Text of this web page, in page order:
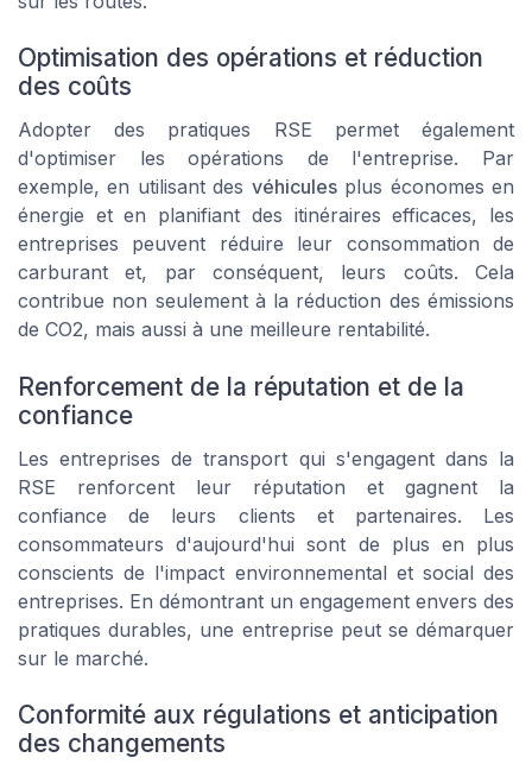
Optimisation des opérations et réduction
des coûts
Adopter des pratiques RSE permet également
d'optimiser les opérations de l'entreprise. Par
exemple, en utilisant des véhiculesplus économes en
énergie et en planifiant des itinéraires efficaces, les
entreprises peuvent réduire leur consommation de
carburant et, par conséquent, leurs coûts. Cela
contribue non seulement à la réduction des émissions
de CO2, mais aussi à une meilleure rentabilité.
Renforcement de la réputation et de la
confiance
Les entreprises de transport qui s'engagent dans la
RSE renforcent leur réputation et gagnent la
confiance de leurs clients et partenaires. Les
consommateurs d'aujourd'hui sont de plus en plus
conscients de l'impact environnemental et social des
entreprises. En démontrant un engagement envers des
pratiques durables, une entreprise peut se démarquer
sur le marché.
Conformité aux régulations et anticipation
des changements